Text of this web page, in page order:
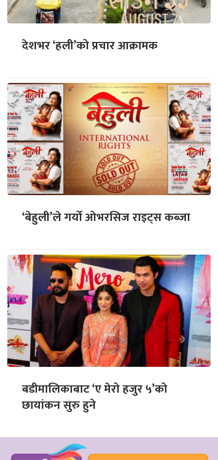
देशभर ‘हली’को प्रचार आक्रामक
‘बेहुली’ले गर्यो ओभरसिज राइट्स कब्जा
बडीमालिकाबाट ‘ए मेरो हजुर ५’को
छायांकन सुरु हुने